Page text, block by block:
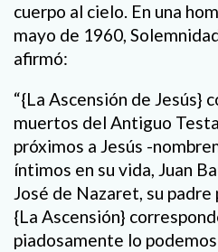
cuerpo al cielo. En una
mayo de 1960,
afirmó:
“{La Ascensión de Jesús}
muertos del Antiguo
próximos a Jesús -
íntimos en su vida, Juan
José de Nazaret, su
{La Ascensión}
piadosamente lo